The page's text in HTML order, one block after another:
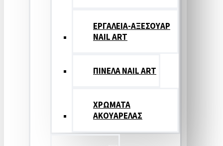
ΕΡΓΑΛΕΙΑ-ΑΞΕΣΟΥΑΡ
NAIL ART
ΠΙΝΕΛΑ NAIL ART
ΧΡΩΜΑΤΑ
ΑΚΟΥΑΡΕΛΑΣ